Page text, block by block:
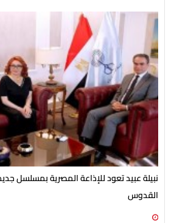
نبيلة عبيد تعود للإذاعة المصرية بمسلسل
القدوس